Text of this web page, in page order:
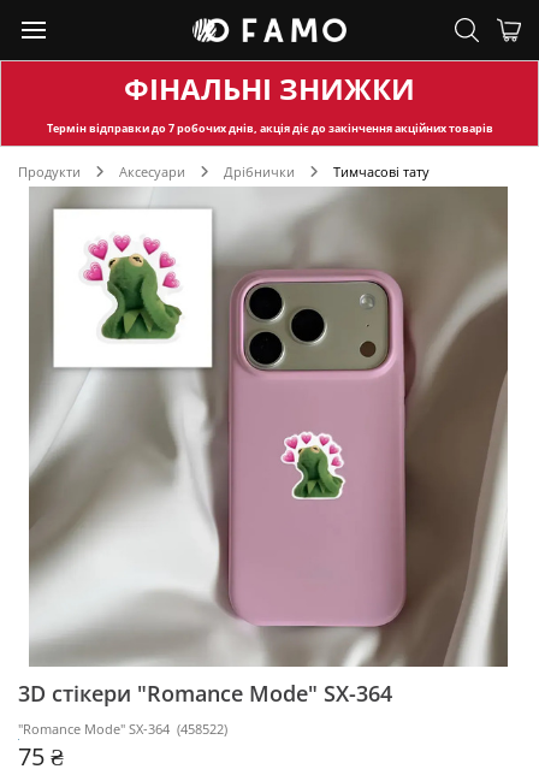
ФІНАЛЬНІ ЗНИЖКИ
Термін відправкидо 7 робочих днів, акція діє до закінчення акційних товарів
Продукти Аксесуари Дрібнички Тимчасові тату
3D стікери "Romance Mode" SX-364
"Romance Mode" SX-364 (458522)
75 ₴